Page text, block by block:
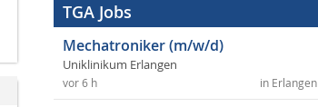
TGA Jobs
Mechatroniker (m/w/d)
Uniklinikum Erlangen
in Erlangen
vor 6 h